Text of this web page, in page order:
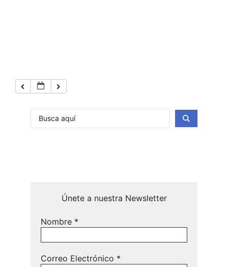
Únete a nuestra Newsletter
Nombre *
Correo Electrónico *